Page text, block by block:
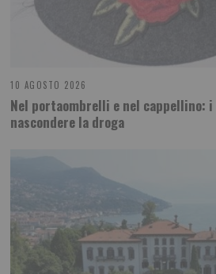
10 AGOSTO 2026
Nel portaombrelli e nel cappellino:
nascondere la droga